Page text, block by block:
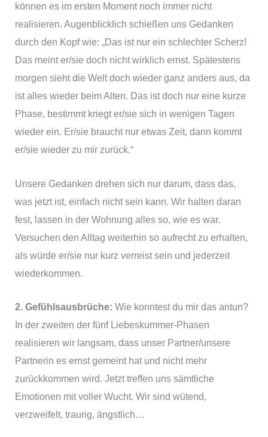
können es im ersten Moment noch immer nicht
realisieren. Augenblicklich schießen uns Gedanken
durch den Kopf wie: „Das ist nur ein schlechter Scherz!
Das meint er/sie doch nicht wirklich ernst. Spätestens
morgen sieht die Welt doch wieder ganz anders aus, da
ist alles wieder beim Alten. Das ist doch nur eine kurze
Phase, bestimmt kriegt er/sie sich in wenigen Tagen
wieder ein. Er/sie braucht nur etwas Zeit, dann kommt
er/sie wieder zu mir zurück.“
Unsere Gedanken drehen sich nur darum, dass das,
was jetzt ist, einfach nicht sein kann. Wir halten daran
fest, lassen in der Wohnung alles so, wie es war.
Versuchen den Alltag weiterhin so aufrecht zu erhalten,
als würde er/sie nur kurz verreist sein und jederzeit
wiederkommen.
2. Gefühlsausbrüche: Wie konntest du mir das antun?
In der zweiten der fünf Liebeskummer-Phasen
realisieren wir langsam, dass unser Partner/unsere
Partnerin es ernst gemeint hat und nicht mehr
zurückkommen wird. Jetzt treffen uns sämtliche
Emotionen mit voller Wucht. Wir sind wütend,
verzweifelt, traurig, ängstlich…